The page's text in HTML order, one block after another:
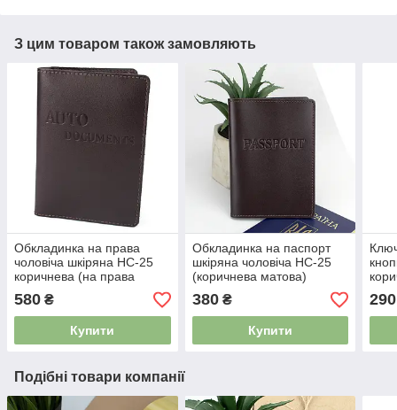
З цим товаром також замовляють
Обкладинка на права
чоловіча шкіряна HC-25
коричнева (на права
старого зразку)
580 ₴
Купити
Обкладинка на паспорт
шкіряна чоловіча HC-25
(коричнева матова)
380₴
Купити
290
Подібні товари компанії